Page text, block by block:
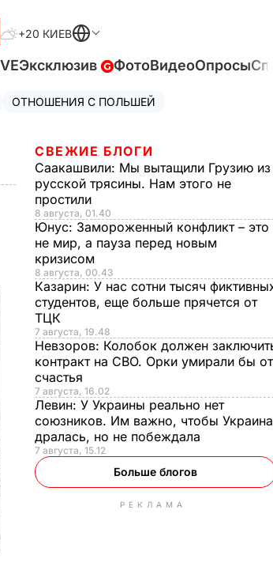
+20 КИЕВ
Эксклюзив ФотоВидеоОпросы
ОТНОШЕНИЯ С ПОЛЬШЕЙ
СВЕЖИЕ БЛОГИ
Саакашвили: Мы вытащили Грузию из
русской трясины. Нам этого не
простили
8 августа, 01.40
Юнус: Замороженный конфликт – это
не мир, а пауза перед новым
кризисом
8 августа, 00.43
Казарин: У нас сотни тысяч
студентов, еще больше прячется от
ТЦК
7 августа, 19.48
Невзоров: Колобок должен
контракт на СВО. Орки умирали бы от
счастья
7 августа, 16.02
Левин: У Украины реально нет
союзников. Им важно, чтобы Украина
дралась, но не побеждала
7 августа, 15.12
Больше блогов
РЕКЛАМА